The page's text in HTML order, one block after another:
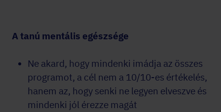
A tanú mentális egészsége
Ne akard, hogy mindenki imádja az összes
programot, a cél nem a 10/10-es értékelés,
hanem az, hogy senki ne legyen elveszve és
mindenki jól érezze magát